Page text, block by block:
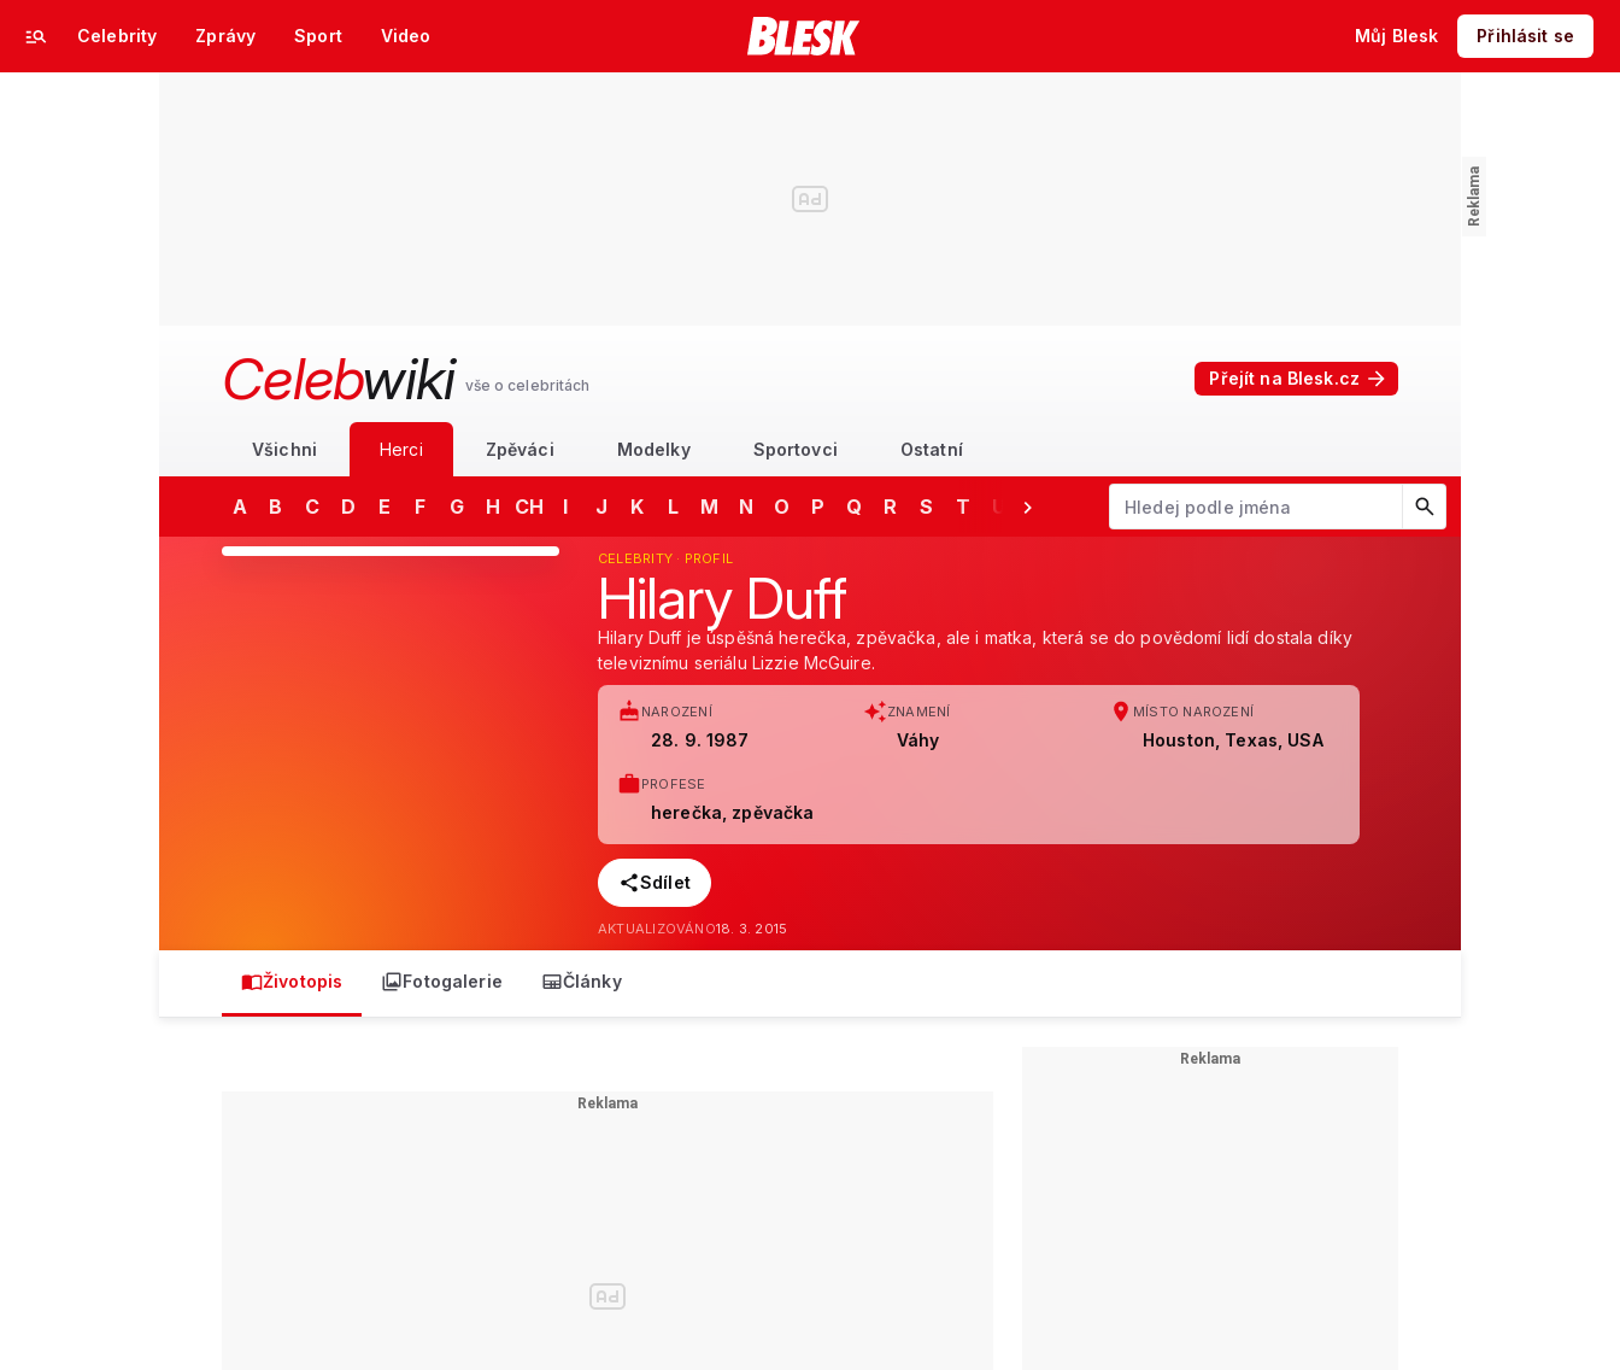
Celebrity Zprávy Sport Video Můj Blesk Přihlásit se
Celebwiki vše o celebritách Přejít na Blesk.cz
Všichni Herci Zpěváci Modelky Sportovci Ostatní
A B C D E F G H CH I J K L M N O P Q R S T U V Y Z
Začněte psát jméno. Šipkami dolů a nahoru procházejte návrhy,
CELEBRITY · PROFIL
Hilary Duff
Hilary Duff je úspěšná herečka, zpěvačka, ale i matka, která se do povědomí lidí dostala díky
televiznímu seriálu Lizzie McGuire.
NAROZENÍ
28. 9. 1987
ZNAMENÍ
Váhy
MÍSTO NAROZENÍ
Houston, Texas, USA
PROFESE
herečka, zpěvačka
Sdílet
AKTUALIZOVÁNO18. 3. 2015
Životopis Fotogalerie Články